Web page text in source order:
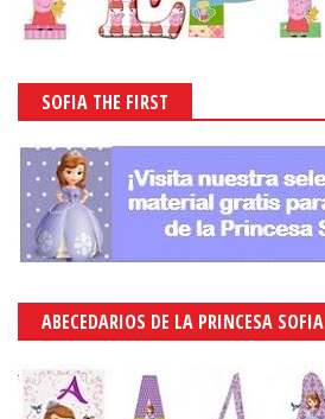
SOFIA THE FIRST
ABECEDARIOS DE LA PRINCESA SOFIA